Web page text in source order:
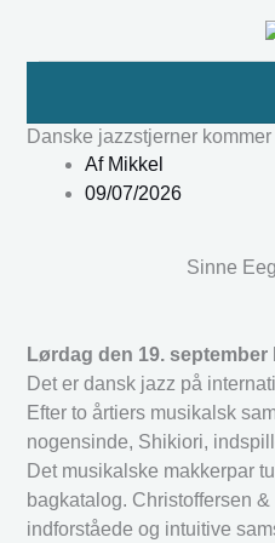
Danske jazzstjerner
AfMikkel
09/07/2026
Sinne
Lørdag den 19.
Det er dansk jazz på
Efter to årtiers musikalsk
nogensinde, Shikiori,
Det musikalske makkerpar
bagkatalog. Christoffersen
indforståede og intuitive